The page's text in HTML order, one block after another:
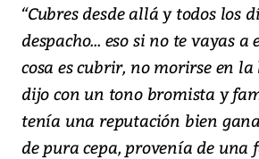
“Cubres desde allá y todos los
despacho... eso si no te vayas a
cosa es cubrir, no morirse en
dijo con un tono bromista y
tenía una reputación bien
de pura cepa, provenía de una